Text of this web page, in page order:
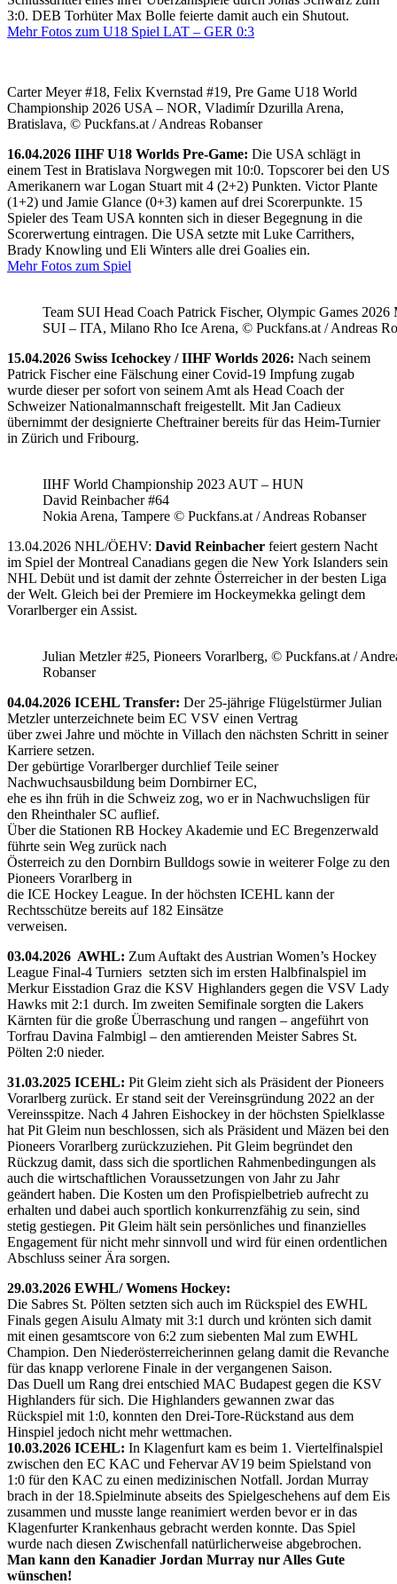
3:0. DEB Torhüter Max Bolle feierte damit auch ein Shutout.
Mehr Fotos zum U18 Spiel LAT – GER 0:3
Carter Meyer #18, Felix Kvernstad #19, Pre Game U18 World
Championship 2026 USA – NOR, Vladimír Dzurilla Arena,
Bratislava, © Puckfans.at / Andreas Robanser
16.04.2026 IIHF U18 Worlds Pre-Game: Die USA schlägt in
einem Test in Bratislava Norgwegen mit 10:0. Topscorer bei den US
Amerikanern war Logan Stuart mit 4 (2+2) Punkten. Victor Plante
(1+2) und Jamie Glance (0+3) kamen auf drei Scorerpunkte. 15
Spieler des Team USA konnten sich in dieser Begegnung in die
Scorerwertung eintragen. Die USA setzte mit Luke Carrithers,
Brady Knowling und Eli Winters alle drei Goalies ein.
Mehr Fotos zum Spiel
Team SUI Head Coach Patrick Fischer, Olympic Games 2026
SUI – ITA, Milano Rho Ice Arena, © Puckfans.at / Andreas
15.04.2026 Swiss Icehockey / IIHF Worlds 2026: Nach seinem
Patrick Fischer eine Fälschung einer Covid-19 Impfung zugab
wurde dieser per sofort von seinem Amt als Head Coach der
Schweizer Nationalmannschaft freigestellt. Mit Jan Cadieux
übernimmt der designierte Cheftrainer bereits für das Heim-Turnier
in Zürich und Fribourg.
IIHF World Championship 2023 AUT – HUN
David Reinbacher #64
Nokia Arena, Tampere © Puckfans.at / Andreas Robanser
13.04.2026 NHL/ÖEHV: David Reinbacher feiert gestern Nacht
im Spiel der Montreal Canadians gegen die New York Islanders sein
NHL Debüt und ist damit der zehnte Österreicher in der besten Liga
der Welt. Gleich bei der Premiere im Hockeymekka gelingt dem
Vorarlberger ein Assist.
Julian Metzler #25, Pioneers Vorarlberg, © Puckfans.at /
Robanser
04.04.2026 ICEHL Transfer: Der 25-jährige Flügelstürmer Julian
Metzler unterzeichnete beim EC VSV einen Vertrag
über zwei Jahre und möchte in Villach den nächsten Schritt in seiner
Karriere setzen.
Der gebürtige Vorarlberger durchlief Teile seiner
Nachwuchsausbildung beim Dornbirner EC,
ehe es ihn früh in die Schweiz zog, wo er in Nachwuchsligen für
den Rheinthaler SC auflief.
Über die Stationen RB Hockey Akademie und EC Bregenzerwald
führte sein Weg zurück nach
Österreich zu den Dornbirn Bulldogs sowie in weiterer Folge zu den
Pioneers Vorarlberg in
die ICE Hockey League. In der höchsten ICEHL kann der
Rechtsschütze bereits auf 182 Einsätze
verweisen.
03.04.2026 AWHL: Zum Auftakt des Austrian Women’s Hockey
League Final-4 Turniers setzten sich im ersten Halbfinalspiel im
Merkur Eisstadion Graz die KSV Highlanders gegen die VSV Lady
Hawks mit 2:1 durch. Im zweiten Semifinale sorgten die Lakers
Kärnten für die große Überraschung und rangen – angeführt von
Torfrau Davina Falmbigl – den amtierenden Meister Sabres St.
Pölten 2:0 nieder.
31.03.2025 ICEHL: Pit Gleim zieht sich als Präsident der Pioneers
Vorarlberg zurück. Er stand seit der Vereinsgründung 2022 an der
Vereinsspitze. Nach 4 Jahren Eishockey in der höchsten Spielklasse
hat Pit Gleim nun beschlossen, sich als Präsident und Mäzen bei den
Pioneers Vorarlberg zurückzuziehen. Pit Gleim begründet den
Rückzug damit, dass sich die sportlichen Rahmenbedingungen als
auch die wirtschaftlichen Voraussetzungen von Jahr zu Jahr
geändert haben. Die Kosten um den Profispielbetrieb aufrecht zu
erhalten und dabei auch sportlich konkurrenzfähig zu sein, sind
stetig gestiegen. Pit Gleim hält sein persönliches und finanzielles
Engagement für nicht mehr sinnvoll und wird für einen ordentlichen
Abschluss seiner Ära sorgen.
29.03.2026 EWHL/ Womens Hockey:
Die Sabres St. Pölten setzten sich auch im Rückspiel des EWHL
Finals gegen Aisulu Almaty mit 3:1 durch und krönten sich damit
mit einen gesamtscore von 6:2 zum siebenten Mal zum EWHL
Champion. Den Niederösterreicherinnen gelang damit die Revanche
für das knapp verlorene Finale in der vergangenen Saison.
Das Duell um Rang drei entschied MAC Budapest gegen die KSV
Highlanders für sich. Die Highlanders gewannen zwar das
Rückspiel mit 1:0, konnten den Drei-Tore-Rückstand aus dem
Hinspiel jedoch nicht mehr wettmachen.
10.03.2026 ICEHL: In Klagenfurt kam es beim 1. Viertelfinalspiel
zwischen den EC KAC und Fehervar AV19 beim Spielstand von
1:0 für den KAC zu einen medizinischen Notfall. Jordan Murray
brach in der 18.Spielminute abseits des Spielgeschehens auf dem Eis
zusammen und musste lange reanimiert werden bevor er in das
Klagenfurter Krankenhaus gebracht werden konnte. Das Spiel
wurde nach diesen Zwischenfall natürlicherweise abgebrochen.
Man kann den Kanadier Jordan Murray nur Alles Gute
wünschen!